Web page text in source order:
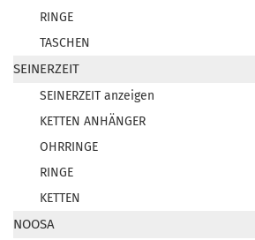
RINGE
TASCHEN
SEINERZEIT
SEINERZEIT anzeigen
KETTEN ANHÄNGER
OHRRINGE
RINGE
KETTEN
NOOSA